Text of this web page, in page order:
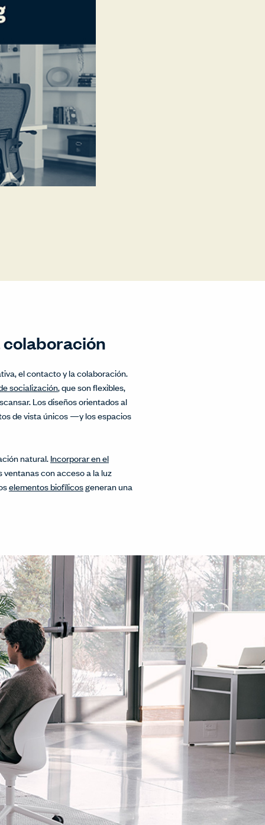
el contacto y la colaboración.
socialización, que son flexibles,
Los diseños orientados al
de vista únicos —y los espacios
natural.Incorporar en el
con acceso a la luz
elementos biofílicosgeneran una